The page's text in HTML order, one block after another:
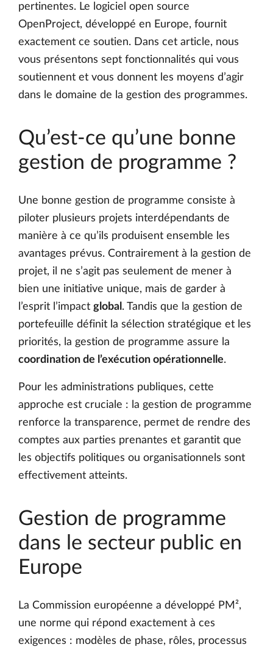
pertinentes. Le logiciel open source
OpenProject, développé en Europe, fournit
exactement ce soutien. Dans cet article, nous
vous présentons sept fonctionnalités qui vous
soutiennent et vous donnent les moyens d’agir
dans le domaine de la gestion des programmes.
Qu’est-ce qu’une bonne
gestion de programme ?
Une bonne gestion de programme consiste à
piloter plusieurs projets interdépendants de
manière à ce qu’ils produisent ensemble les
avantages prévus. Contrairement à la gestion de
projet, il ne s’agit pas seulement de mener à
bien une initiative unique, mais de garder à
l’esprit l’impact global . Tandis que la gestion de
portefeuille définit la sélection stratégique et les
priorités, la gestion de programme assure la
coordination de l’exécution opérationnelle.
Pour les administrations publiques, cette
approche est cruciale : la gestion de programme
renforce la transparence, permet de rendre des
comptes aux parties prenantes et garantit que
les objectifs politiques ou organisationnels sont
effectivement atteints.
Gestion de programme
dans le secteur public en
Europe
La Commission européenne a développé PM²,
une norme qui répond exactement à ces
exigences : modèles de phase, rôles, processus